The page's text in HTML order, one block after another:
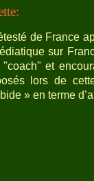
de France
sur
et
lors de
» en terme